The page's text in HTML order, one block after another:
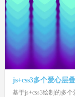
js+css3多个爱心层
基于js+css3绘制的多